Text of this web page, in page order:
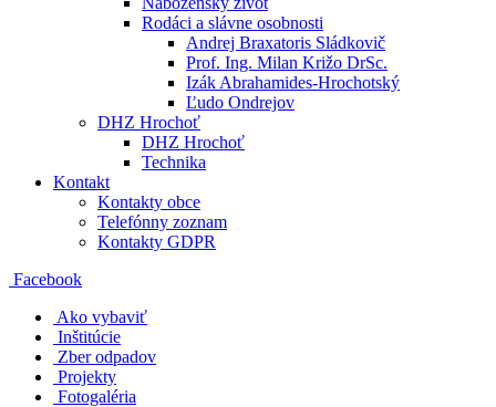
Rodáci a slávne osobnosti
Andrej Braxatoris Sládkovič
Prof. Ing. Milan Križo DrSc.
Izák Abrahamides-Hrochotský
Ľudo Ondrejov
DHZ Hrochoť
DHZ Hrochoť
Technika
Kontakt
Kontakty obce
Telefónny zoznam
Kontakty GDPR
Facebook
Ako vybaviť
Inštitúcie
Zber odpadov
Projekty
Fotogaléria